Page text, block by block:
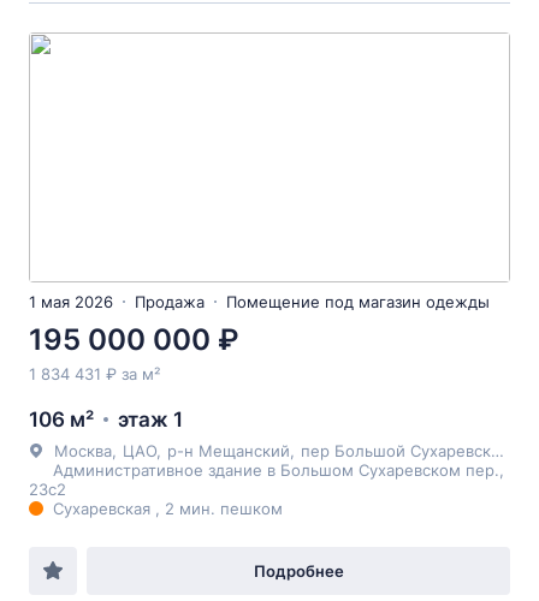
1 мая 2026 Продажа Помещение под магазин одежды
195 000 000 ₽
1 834 431 ₽ за м²
106 м² этаж 1
Москва ЦАО р-н Мещанский пер Большой Сухаревский
Административное здание в Большом Сухаревском пер.,
23с2
Сухаревская , 2 мин. пешком
Подробнее